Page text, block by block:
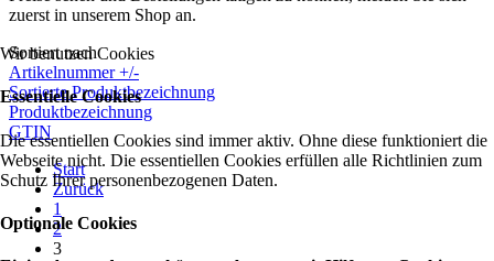
zuerst in unserem Shop an.
Sortiert nach
Artikelnummer +/-
Sortierte Produktbezeichnung
Produktbezeichnung
GTIN
Start
Zurück
1
2
3
Wir benutzen Cookies
Essentielle Cookies
Die essentiellen Cookies sind immer aktiv. Ohne diese funktioniert die
Webseite nicht. Die essentiellen Cookies erfüllen alle Richtlinien zum
Schutz Ihrer personenbezogenen Daten.
Optionale Cookies